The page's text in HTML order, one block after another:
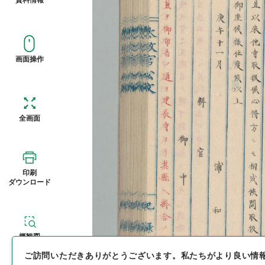
画面操作
全画面
印刷
ダウンロード
概観図
ご訪問いただきありがとうございます。 私たちがより良い情